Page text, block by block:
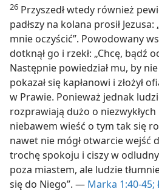
26 Przyszedł wtedy również
padłszy na kolana prosił Jezusa:
mnie oczyścić”. Powodowany
dotknął go i rzekł: „Chcę, bądź
Następnie powiedział mu, by
pokazał się kapłanowi i złożył
w Prawie. Ponieważ jednak
rozprawiają dużo o niezwykłych
niebawem wieść o tym tak się
nawet nie mógł otwarcie wejść
trochę spokoju i ciszy w
poza miastem, ale ludzie
się do Niego”. — Marka 1:40-45;